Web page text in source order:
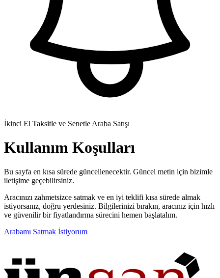
İkinci El Taksitle ve Senetle Araba Satışı
Kullanım Koşulları
Bu sayfa en kısa sürede güncellenecektir. Güncel metin için bizimle
iletişime geçebilirsiniz.
Aracınızı zahmetsizce satmak ve en iyi teklifi kısa sürede almak
istiyorsanız, doğru yerdesiniz. Bilgilerinizi bırakın, aracınız için hızlı
ve güvenilir bir fiyatlandırma sürecini hemen başlatalım.
Arabamı Satmak İstiyorum